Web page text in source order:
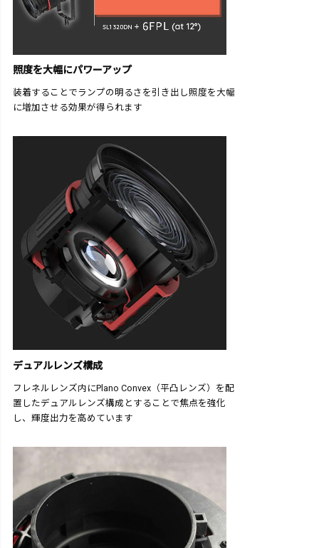
照度を大幅にパワーアップ
装着することでランプの明るさを引き出し照度を大幅
に増加させる効果が得られます
デュアルレンズ構成
フレネルレンズ内にPlano Convex（平凸レンズ）を配
置したデュアルレンズ構成とすることで焦点を強化
し、輝度出力を高めています